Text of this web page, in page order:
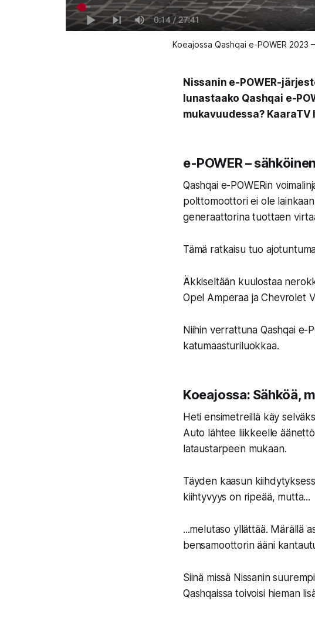
Koeajossa Qashqai e-POWER
Nissanin e-POWER-
lunastaako Qashqai e-
mukavuudessa?
e-POWER –
Qashqai e-POWERin
polttomoottori ei ole
generaattorina tuottaen
Tämä ratkaisu tuo
Äkkiseltään kuulostaa
Opel Amperaa ja Chevrolet
Niihin verrattuna Qashqai e-
katumaasturiluokkaa.
Koeajossa: Sähköä,
Heti ensimetreillä käy
Auto lähtee liikkeelle
lataustarpeen mukaan.
Täyden kaasun
kiihtyvyys on ripeää, mutta...
...melutaso yllättää. Märällä
bensamoottorin ääni
Siinä missä Nissanin
Qashqaissa toivoisi hieman